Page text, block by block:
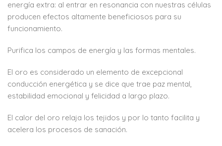
energía extra: al entrar en resonancia con nuestras células
producen efectos altamente beneficiosos para su
funcionamiento.
Purifica los campos de energía y las formas mentales.
El oro es considerado un elemento de excepcional
conducción energética y se dice que trae paz mental,
estabilidad emocional y felicidad a largo plazo.
El calor del oro relaja los tejidos y por lo tanto facilita y
acelera los procesos de sanación.